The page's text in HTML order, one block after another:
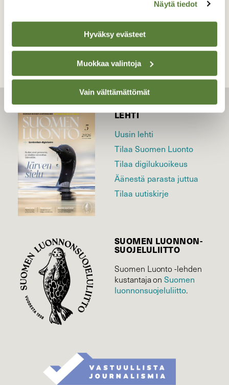
Näytä tiedot
Hyväksy evästeet
Muokkaa valintoja
Vain välttämättömät
TAKAISIN LISTAAN
LEHTI
Uusin lehti
Tilaa Suomen Luonto
Tilaa digilukuoikeus
Äänestä parasta juttua
Tilaa uutiskirje
SUOMEN LUONNON­
SUOJELU­LIITTO
Suomen Luonto -lehden
kustantaja onSuomen
luonnonsuojelu­liitto.